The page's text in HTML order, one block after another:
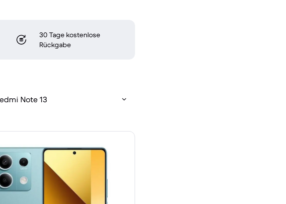
30 Tage kostenlose
Rückgabe
Note 13